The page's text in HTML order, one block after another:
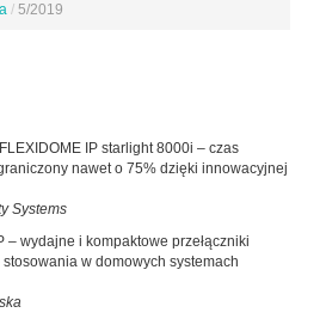
/ 5/2019
IP starlight 8000i – czas
nawet o 75% dzięki innowacyjnej
Systems
– wydajne i kompaktowe przełączniki
w domowych systemach